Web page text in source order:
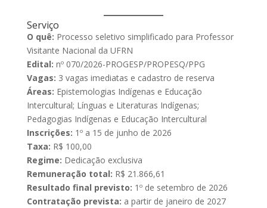
Serviço
O quê: Processo seletivo simplificado para Professor
Visitante Nacional da UFRN
Edital: nº 070/2026-PROGESP/PROPESQ/PPG
Vagas: 3 vagas imediatas e cadastro de reserva
Áreas: Epistemologias Indígenas e Educação
Intercultural; Línguas e Literaturas Indígenas;
Pedagogias Indígenas e Educação Intercultural
Inscrições: 1º a 15 de junho de 2026
Taxa: R$ 100,00
Regime: Dedicação exclusiva
Remuneração total: R$ 21.866,61
Resultado final previsto: 1º de setembro de 2026
Contratação prevista: a partir de janeiro de 2027